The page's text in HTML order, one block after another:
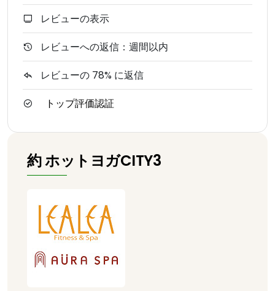
レビューの表示
レビューへの返信：週間以内
レビューの 78% に返信
トップ評価認証
約 ホットヨガCITY3